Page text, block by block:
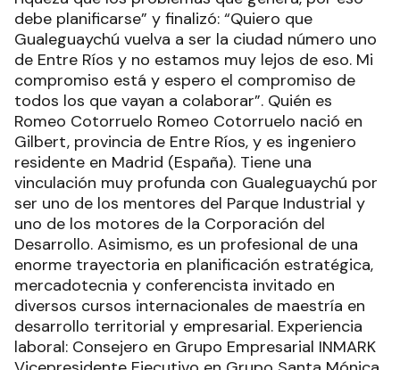
debe planificarse” y finalizó: “Quiero que
Gualeguaychú vuelva a ser la ciudad número uno
de Entre Ríos y no estamos muy lejos de eso. Mi
compromiso está y espero el compromiso de
todos los que vayan a colaborar”. Quién es
Romeo Cotorruelo Romeo Cotorruelo nació en
Gilbert, provincia de Entre Ríos, y es ingeniero
residente en Madrid (España). Tiene una
vinculación muy profunda con Gualeguaychú por
ser uno de los mentores del Parque Industrial y
uno de los motores de la Corporación del
Desarrollo. Asimismo, es un profesional de una
enorme trayectoria en planificación estratégica,
mercadotecnia y conferencista invitado en
diversos cursos internacionales de maestría en
desarrollo territorial y empresarial. Experiencia
laboral: Consejero en Grupo Empresarial INMARK